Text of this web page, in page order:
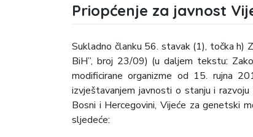
Priopćenje za javnost
Sukladno članku 56. stavak (1), točka h)
BiH”, broj 23/09) (u daljem tekstu:
modificirane organizme od 15. rujna
izvještavanjem javnosti o stanju i
Bosni i Hercegovini, Vijeće za genetski
sljedeće: